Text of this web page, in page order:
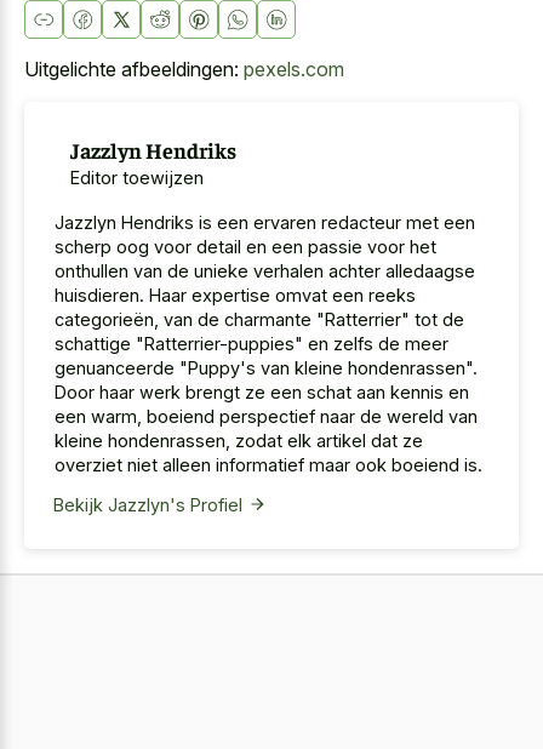
Uitgelichte afbeeldingen: pexels.com
Jazzlyn Hendriks
Editor toewijzen
Jazzlyn Hendriks is een ervaren redacteur met een
scherp oog voor detail en een passie voor het
onthullen van de unieke verhalen achter alledaagse
huisdieren. Haar expertise omvat een reeks
categorieën, van de charmante "Ratterrier" tot de
schattige "Ratterrier-puppies" en zelfs de meer
genuanceerde "Puppy's van kleine hondenrassen".
Door haar werk brengt ze een schat aan kennis en
een warm, boeiend perspectief naar de wereld van
kleine hondenrassen, zodat elk artikel dat ze
overziet niet alleen informatief maar ook boeiend is.
Bekijk Jazzlyn's Profiel